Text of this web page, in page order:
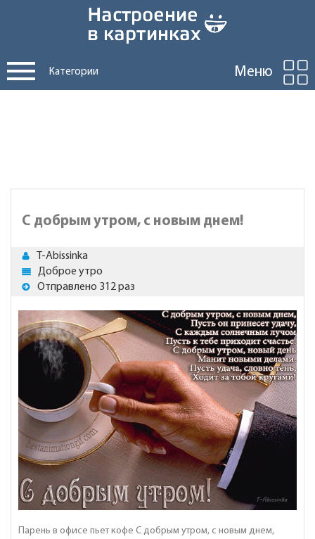
Категории Меню
С добрым утром, с новым днем!
T-Abissinka
Доброе утро
Отправлено 312 раз
Парень в офисе пьет кофе С добрым утром, с новым днем,